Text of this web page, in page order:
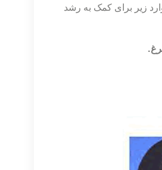
زیر برای کمک به رشد